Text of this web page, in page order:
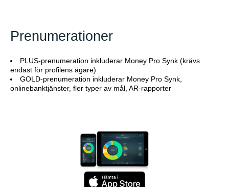
Prenumerationer
PLUS-prenumeration inkluderar Money Pro Synk (krävs
endast för profilens ägare)
GOLD-prenumeration inkluderar Money Pro Synk,
onlinebanktjänster, fler typer av mål, AR-rapporter